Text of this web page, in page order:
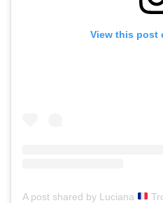
View this post
A post shared by Luciana